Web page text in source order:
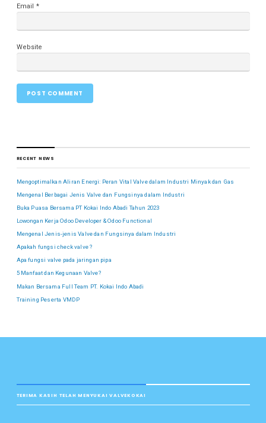
Email *
Website
RECENT NEWS
Mengoptimalkan Aliran Energi: Peran Vital Valve dalam Industri Minyak dan Gas
Mengenal Berbagai Jenis Valve dan Fungsinya dalam Industri
Buka Puasa Bersama PT Kokai Indo Abadi Tahun 2023
Lowongan Kerja Odoo Developer & Odoo Functional
Mengenal Jenis-jenis Valve dan Fungsinya dalam Industri
Apakah fungsi check valve ?
Apa fungsi valve pada jaringan pipa
5 Manfaat dan Kegunaan Valve?
Makan Bersama Full Team PT. Kokai Indo Abadi
Training Peserta VMDP
TERIMA KASIH TELAH MENYUKAI VALVEKOKAI